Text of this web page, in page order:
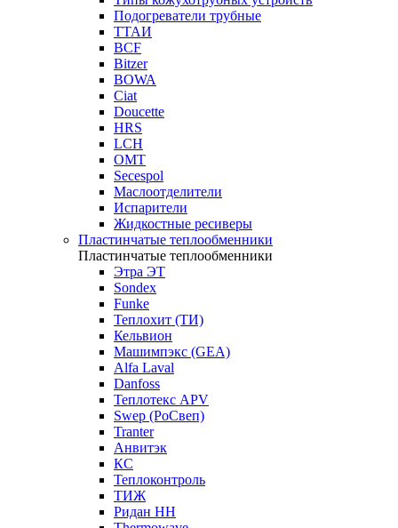
Подогреватели трубные
ТТАИ
BCF
Bitzer
BOWA
Ciat
Doucette
HRS
LCH
OMT
Secespol
Маслоотделители
Испарители
Жидкостные ресиверы
Пластинчатые теплообменники
Пластинчатые теплообменники
Этра ЭТ
Sondex
Funke
Теплохит (ТИ)
Кельвион
Машимпэкс (GEA)
Alfa Laval
Danfoss
Теплотекс APV
Swep (РоСвеп)
Tranter
Анвитэк
КС
Теплоконтроль
ТИЖ
Ридан НН